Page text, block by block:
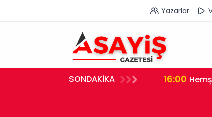
Yazarlar
SONDAKİKA 16:00